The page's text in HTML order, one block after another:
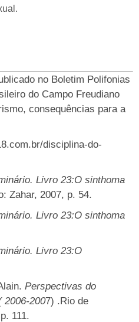
no Boletim Polifonias
do Campo Freudiano
consequências para a
disciplina-do-
Livro 23:O sinthoma
Zahar, 2007, p. 54.
Livro 23:O sinthoma
Livro 23:O
Perspectivas do
2006-2007) .Rio de
111.